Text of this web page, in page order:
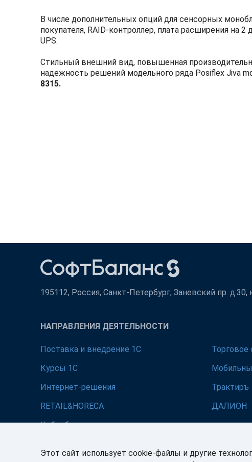
В числе дополнительных опций для сенсорных
покупателя, RAID-контроллер, плата расширения на
UPS.
Стильный внешний вид, повышенная
надежность решений модельного ряда Posiflex Jiva
8315.
195112, Россия, Санкт-Петербург, Заневский пр. д.30,
НАПРАВЛЕНИЯ ДЕЯТЕЛЬНОСТИ
Поставка и внедрение 1С Торговое
Курсы 1С
Интернет-решения
Трактиръ
RETAIL&HORECA
ДАЛИОН
Кибербезопасность
Этот сайт использует cookie-файлы и другие